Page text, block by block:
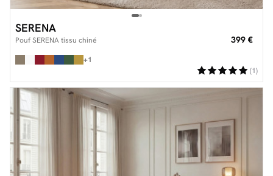
SERENA
Pouf SERENA tissu chiné 399 €
+1
(1)